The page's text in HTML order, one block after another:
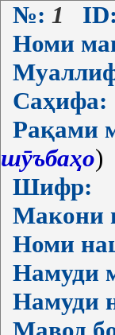
№: 1 ID:
Номи
Саҳифа:
Рақами
шӯъбаҳо)
Шифр:
Макони
Номи
Намуди
Намуди